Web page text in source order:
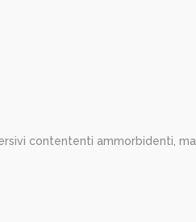
contententi ammorbidenti,